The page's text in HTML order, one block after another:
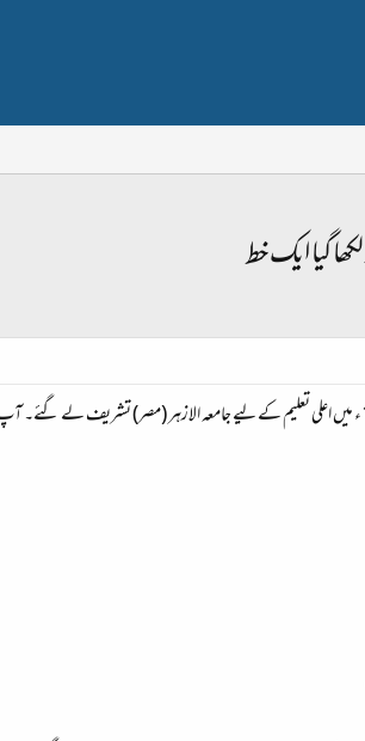
گیا ایک خط